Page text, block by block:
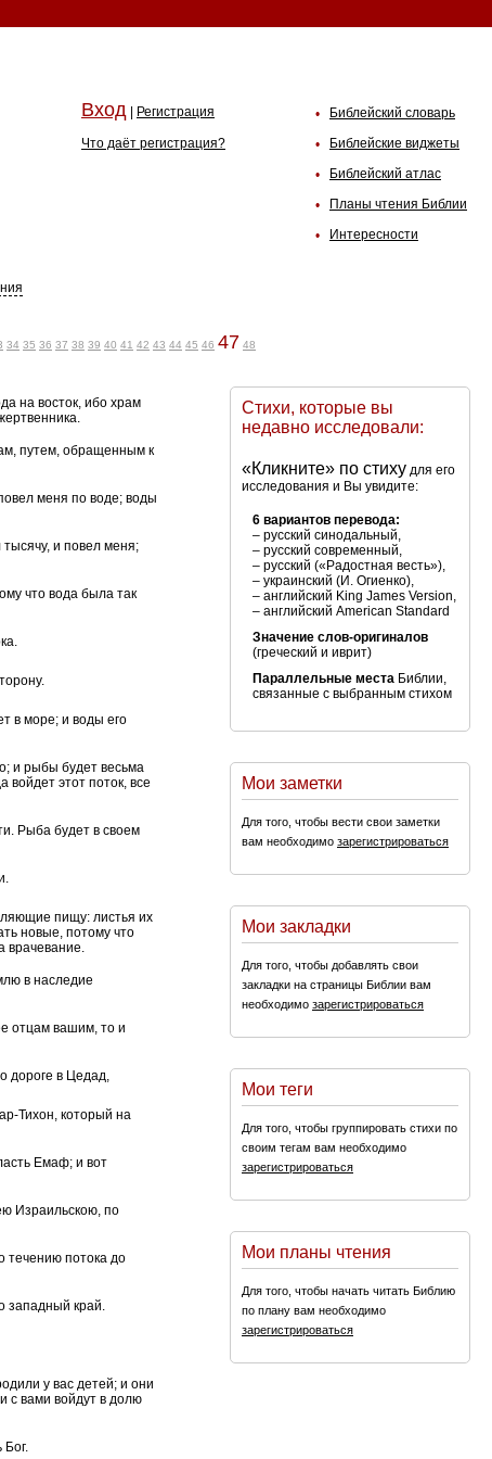
Вход Регистрация
Что даёт регистрация?
• Библейский словарь
• Библейские виджеты
• Библейский атлас
• Планы чтения Библии
• Интересности
34 35 36 37 38 39 40 41 42 43 44 45 46 47 48
на восток, ибо храм
путем, обращенным к
меня по воде; воды
и повел меня;
что вода была так
в море; и воды его
и рыбы будет весьма
войдет этот поток, все
Рыба будет в своем
пищу: листья их
новые, потому что
врачевание.
в наследие
отцам вашим, то и
дороге в Цедад,
Тихон, который на
Емаф; и вот
Израильскою, по
течению потока до
западный край.
у вас детей; и они
с вами войдут в долю
Бог.
Стихи, которые вы
недавно исследовали:
«Кликните» по стиху для его
исследования и Вы увидите:
6 вариантов перевода:
– русский синодальный,
– русский современный,
– русский («Радостная весть»),
– украинский (И. Огиенко),
– английский King James Version,
– английский American Standard
Значение слов-оригиналов
(греческий и иврит)
Параллельные места Библии,
связанные с выбранным стихом
Мои заметки
Для того, чтобы вести свои заметки
вам необходимо зарегистрироваться
Мои закладки
Для того, чтобы добавлять свои
закладки на страницы Библии вам
необходимо зарегистрироваться
Мои теги
Для того, чтобы группировать стихи по
своим тегам вам необходимо
зарегистрироваться
Мои планы чтения
Для того, чтобы начать читать Библию
по плану вам необходимо
зарегистрироваться